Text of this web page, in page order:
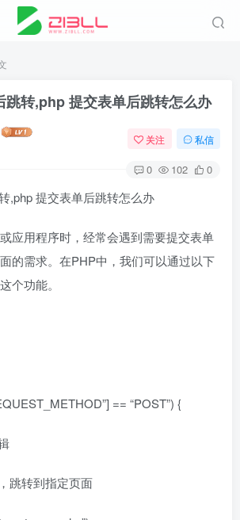
跳转,php 提交表单后跳转怎么办
关注 私信
0 102 0
,php 提交表单后跳转怎么办
应用程序时，经常会遇到需要提交表单
的需求。在PHP中，我们可以通过以下
个功能。
== “POST”) {
跳转到指定页面